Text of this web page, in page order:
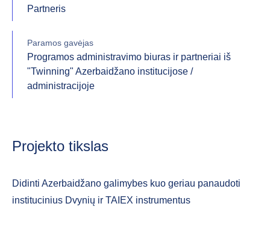
Partneris
Paramos gavėjas
Programos administravimo biuras ir partneriai iš
"Twinning" Azerbaidžano institucijose /
administracijoje
Projekto tikslas
Didinti Azerbaidžano galimybes kuo geriau panaudoti
institucinius Dvynių ir TAIEX instrumentus